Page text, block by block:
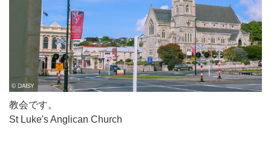
教会です。
St Luke's Anglican Church